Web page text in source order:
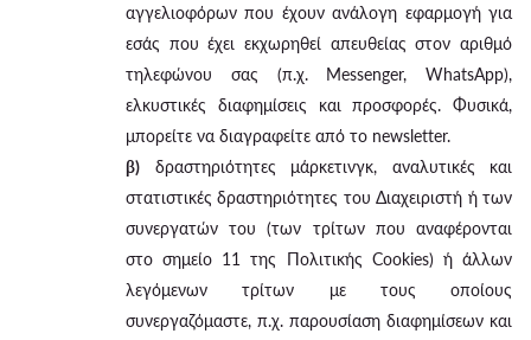
αγγελιοφόρων που έχουν ανάλογη εφαρμογή για
εσάς που έχει εκχωρηθεί απευθείας στον αριθμό
τηλεφώνου σας (π.χ. Messenger, WhatsApp),
ελκυστικές διαφημίσεις και προσφορές. Φυσικά,
μπορείτε να διαγραφείτε από το newsletter.
β) δραστηριότητες μάρκετινγκ, αναλυτικές και
στατιστικές δραστηριότητες του Διαχειριστή ή των
συνεργατών του (των τρίτων που αναφέρονται
στο σημείο 11 της Πολιτικής Cookies) ή άλλων
λεγόμενων τρίτων με τους οποίους
συνεργαζόμαστε, π.χ. παρουσίαση διαφημίσεων και